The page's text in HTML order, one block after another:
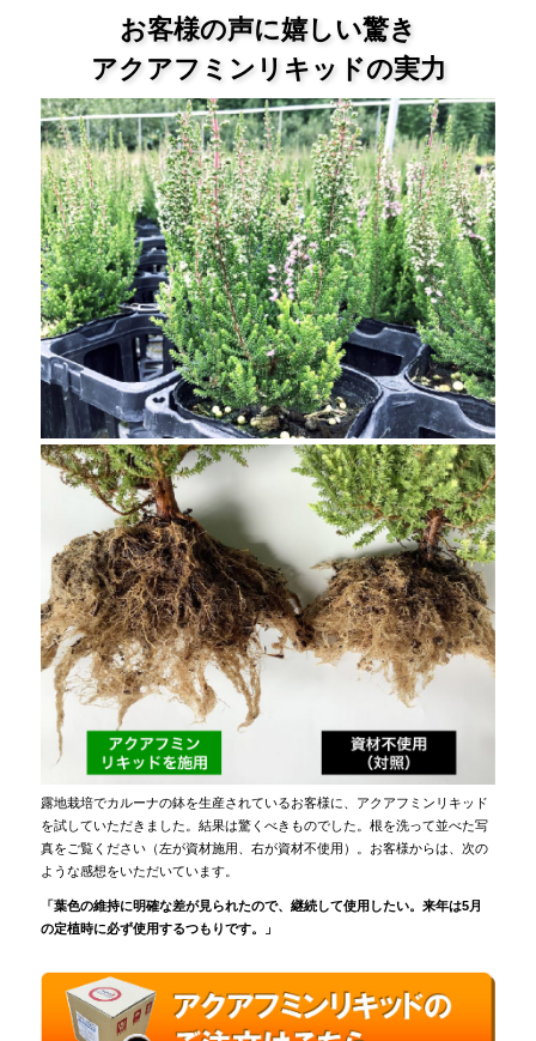
お客様の声に嬉しい驚き
アクアフミンリキッドの実力
露地栽培でカルーナの鉢を生産されているお客様に、アクアフミンリキッド
を試していただきました。結果は驚くべきものでした。根を洗って並べた写
真をご覧ください（左が資材施用、右が資材不使用）。お客様からは、次の
ような感想をいただいています。
「葉色の維持に明確な差が見られたので、継続して使用したい。来年は5月
の定植時に必ず使用するつもりです。」